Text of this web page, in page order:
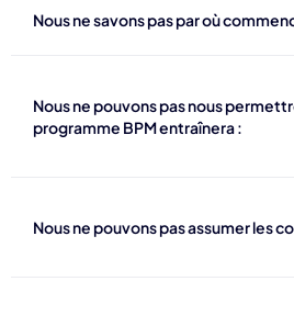
Nous ne savons pas par où
Nous ne pouvons pas nous
programme BPM entraînera :
Nous ne pouvons pas assumer les